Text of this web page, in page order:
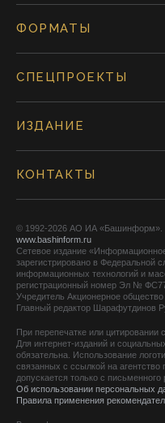
ФОРМАТЫ
СПЕЦПРОЕКТЫ
ИЗДАНИЕ
КОНТАКТЫ
© 1992-2026 АО ИА «Башинформ».
www.bashinform.ru
Сетевое издание
зарегистрировано в Федеральной
информационных технологий и
регистрационный номер Эл №
Учредитель Акционерное
Главный редактор Шарафутдинов
При перепечатке или
Для интернет-изданий и
обязательна. Использование
связанных с ссылкой на агентство
допускается только с
Об использовании персональных
Правила применения